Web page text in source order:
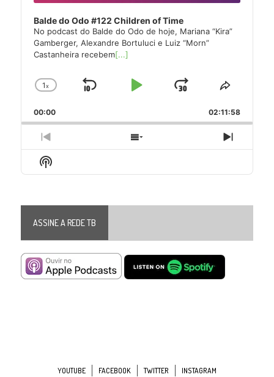
Balde do Odo #122 Children of Time
No podcast do Balde do Odo de hoje, Mariana “Kira”
Gamberger, Alexandre Bortuluci e Luiz “Morn”
Castanheira recebem[...]
Change
Rate
1x
Skip
Play
Jump
Forward
Share
Episode
00:00 02:11:58
Previous
Episode
Show
Episodes
Next
Episode
Show
Podcast
ASSINE A REDE TB
YOUTUBE FACEBOOK TWITTER INSTAGRAM